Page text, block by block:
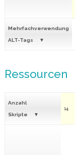
Mehrfachverwendung
ALT-Tags
Ressourcen
Anzahl
Skripte
14